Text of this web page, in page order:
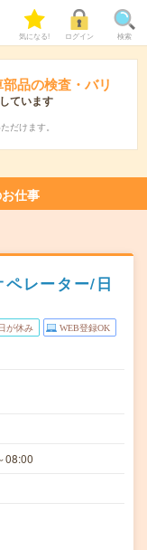
気になる! ログイン 検索
品の検査・バリ
ています
だけます。
仕事
ペレーター/日
が休み WEB登録OK
08:00